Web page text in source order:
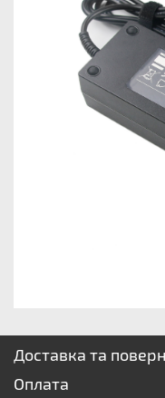
Доставка та
Оплата